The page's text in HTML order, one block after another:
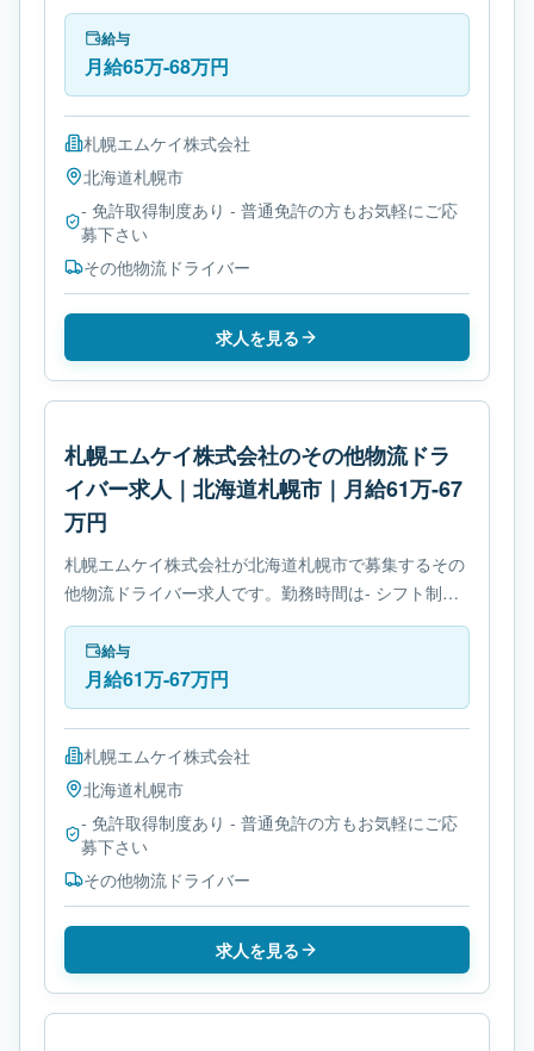
す。必要免許は- 免許取得制度ありです。
給与
月給65万-68万円
札幌エムケイ株式会社
北海道札幌市
- 免許取得制度あり - 普通免許の方もお気軽にご応
募下さい
その他物流ドライバー
求人を見る
札幌エムケイ株式会社のその他物流ドラ
イバー求人｜北海道札幌市｜月給61万-67
万円
札幌エムケイ株式会社が北海道札幌市で募集するその
他物流ドライバー求人です。勤務時間は- シフト制で
す。必要免許は- 免許取得制度ありです。
給与
月給61万-67万円
札幌エムケイ株式会社
北海道札幌市
- 免許取得制度あり - 普通免許の方もお気軽にご応
募下さい
その他物流ドライバー
求人を見る